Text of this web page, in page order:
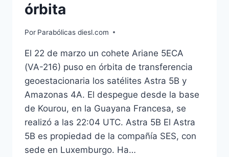
órbita
Por Parabólicas diesl.com
El 22 de marzo un cohete Ariane 5ECA
(VA-216) puso en órbita de transferencia
geoestacionaria los satélites Astra 5B y
Amazonas 4A. El despegue desde la base
de Kourou, en la Guayana Francesa, se
realizó a las 22:04 UTC. Astra 5B El Astra
5B es propiedad de la compañía SES, con
sede en Luxemburgo. Ha…